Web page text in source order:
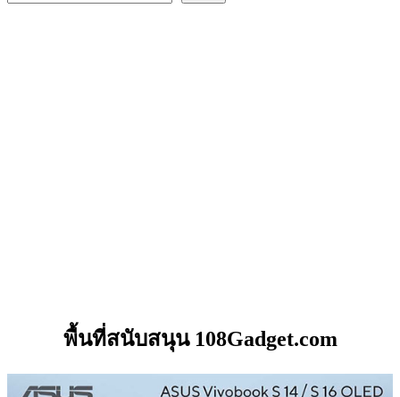
พื้นที่สนับสนุน 108Gadget.com